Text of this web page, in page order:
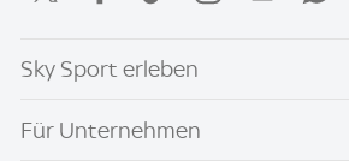
Sky Sport erleben
Für Unternehmen